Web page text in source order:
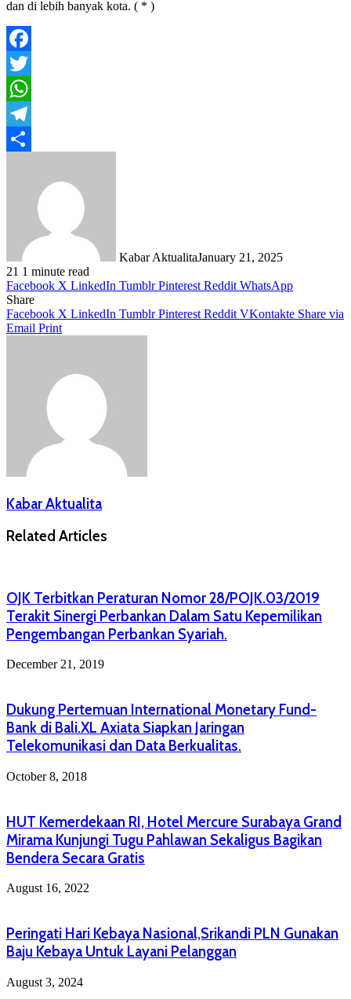
dan di lebih banyak kota. ( * )
Facebook
Twitter
WhatsApp
Telegram
Kabar AktualitaJanuary 21, 2025
21 1 minute read
Facebook X LinkedIn Tumblr Pinterest Reddit WhatsApp
Share
Facebook X LinkedIn Tumblr Pinterest Reddit VKontakte Share via
Email Print
Kabar Aktualita
Related Articles
OJK Terbitkan Peraturan Nomor 28/POJK.03/2019
Terakit Sinergi Perbankan Dalam Satu Kepemilikan
Pengembangan Perbankan Syariah.
December 21, 2019
Dukung Pertemuan International Monetary Fund-
Bank di Bali.XL Axiata Siapkan Jaringan
Telekomunikasi dan Data Berkualitas.
October 8, 2018
HUT Kemerdekaan RI, Hotel Mercure Surabaya Grand
Mirama Kunjungi Tugu Pahlawan Sekaligus Bagikan
Bendera Secara Gratis
August 16, 2022
Peringati Hari Kebaya Nasional,Srikandi PLN Gunakan
Baju Kebaya Untuk Layani Pelanggan
August 3, 2024